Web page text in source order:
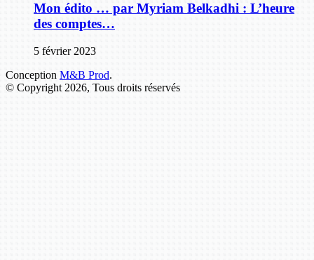
Mon édito … par Myriam Belkadhi : L’heure
des comptes…
5 février 2023
Conception M&B Prod.
© Copyright 2026, Tous droits réservés